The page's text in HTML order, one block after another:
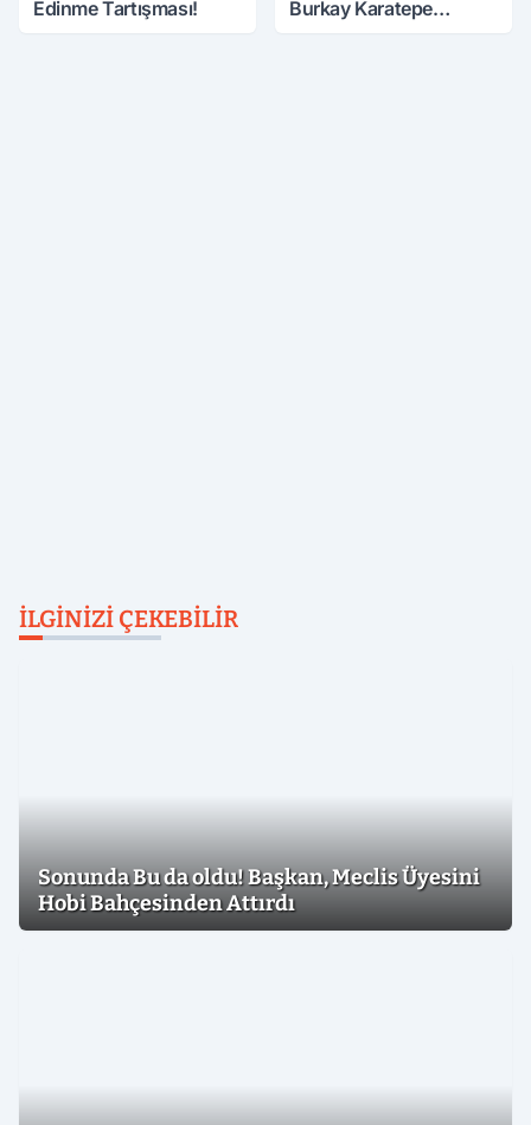
Edinme Tartışması!
Burkay Karatepe
İLGINIZI ÇEKEBILIR
Sonunda Bu da oldu! Başkan, Meclis Üyesini
Hobi Bahçesinden Attırdı